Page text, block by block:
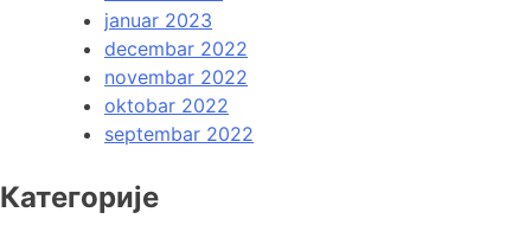
januar 2023
decembar 2022
novembar 2022
oktobar 2022
septembar 2022
Категорије